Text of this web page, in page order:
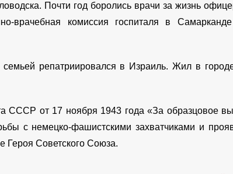
Почти год боролись врачи за жизнь
врачебная комиссия госпиталя в Самарканде
репатриировался в Израиль. Жил в
СССР от 17 ноября 1943 года «За образцовое
с немецко-фашистскими захватчиками и
Героя Советского Союза.